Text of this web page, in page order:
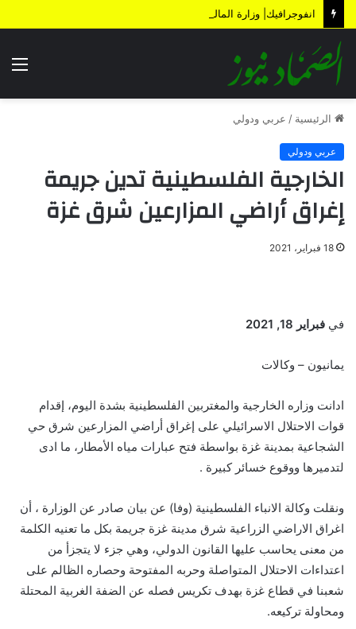
الرئيسية / عربي ودولي
عربي ودولي
الخارجية الفلسطينية تدين جريمة
إغراق أراضي المزارعين شرق غزة
18 فبراير، 2021
في فبراير 18, 2021
يمانيون – وكالات
ادانت وزاره الخارجية والمغتربين الفلسطينية بشدة اليوم، إقدام
قوات الاحتلال الاسرائيلي على إغراق أراضي المزارعين شرق حي
الشجاعية بمدينة غزة بواسطة فتح عبارات مياه الأمطار، ما ادى
لتدميرها ووقوع خسائر كبيرة .
ونقلت وكالة الانباء الفلسطينية (وفا) عن بيان صادر عن الوزارة ، أن
اغراق الاراضي الزراعية شرق مدينة غزة جريمة بكل ما تعنيه الكلمة
من معنى يحاسب عليها القانون الدولي، وهي جزء لا يتجزأ من
اعتداءات الاحتلال المتواصلة وحربه المفتوحة وحصاره الظالم على
شعبنا في قطاع غزة بهدف تكريس فصله عن الضفة الغربية المحتلة
ومحاولة تركيعه.